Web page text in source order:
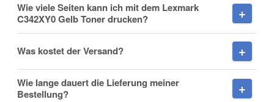
Nachname
Firma
Wie viele Seiten kann ich mit dem Lexmark
C342XY0 Gelb Toner drucken?
Was kostet der Versand?
Wie lange dauert die Lieferung meiner
Bestellung?